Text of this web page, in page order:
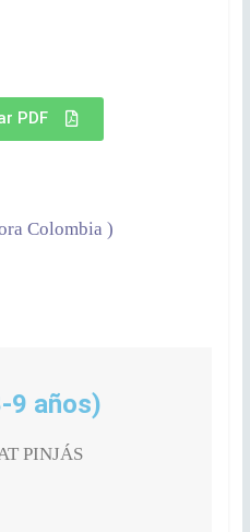
PDF
Colombia )
9 años)
PINJÁS